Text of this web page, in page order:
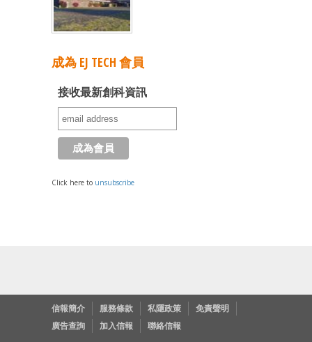
成為 EJ TECH 會員
接收最新創科資訊
Click here to unsubscribe
信報簡介 服務條款 私隱政策
免責聲明
廣告查詢
加入信報 聯絡信報